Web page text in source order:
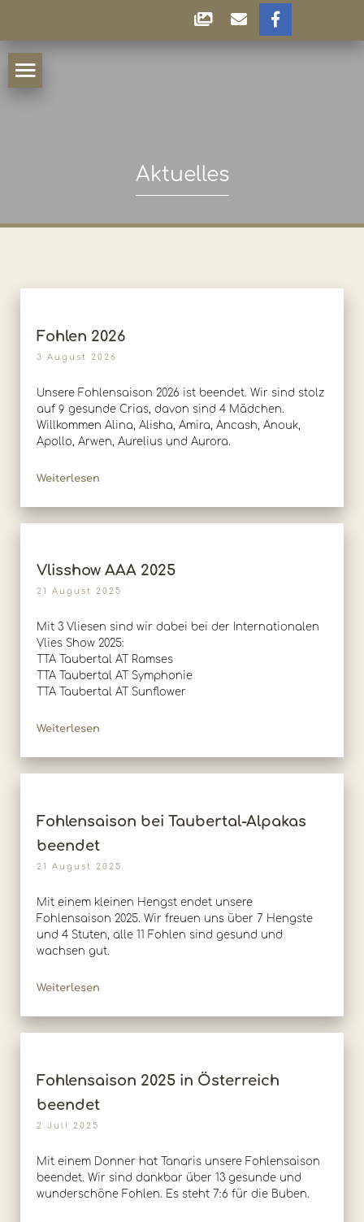
Aktuelles
Fohlen 2026
3 August 2026
Unsere Fohlensaison 2026 ist beendet. Wir sind stolz
auf 9 gesunde Crias, davon sind 4 Mädchen.
Willkommen Alina, Alisha, Amira, Ancash, Anouk,
Apollo, Arwen, Aurelius und Aurora.
Weiterlesen
Vlisshow AAA 2025
21 August 2025
Mit 3 Vliesen sind wir dabei bei der Internationalen
Vlies Show 2025:
TTA Taubertal AT Ramses
TTA Taubertal AT Symphonie
TTA Taubertal AT Sunflower
Weiterlesen
Fohlensaison bei Taubertal-Alpakas
beendet
21 August 2025
Mit einem kleinen Hengst endet unsere
Fohlensaison 2025. Wir freuen uns über 7 Hengste
und 4 Stuten, alle 11 Fohlen sind gesund und
wachsen gut.
Weiterlesen
Fohlensaison 2025 in Österreich
beendet
2 Juli 2025
Mit einem Donner hat Tanaris unsere Fohlensaison
beendet. Wir sind dankbar über 13 gesunde und
wunderschöne Fohlen. Es steht 7:6 für die Buben.